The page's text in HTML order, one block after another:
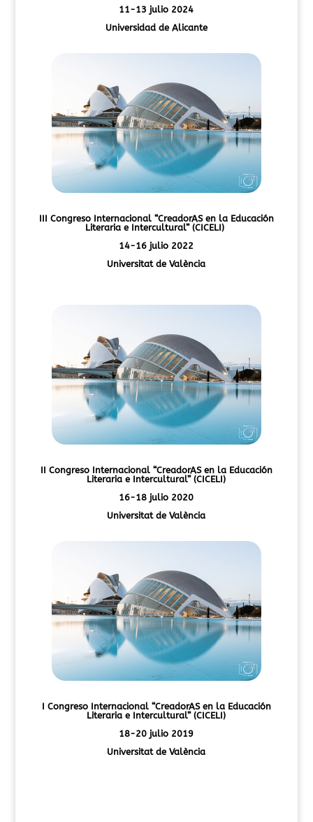
11-13 julio 2024
Universidad de Alicante
III Congreso Internacional “CreadorAS en la Educación
Literaria e Intercultural” (CICELI)
14-16 julio 2022
Universitat de València
II Congreso Internacional “CreadorAS en la Educación
Literaria e Intercultural” (CICELI)
16-18 julio 2020
Universitat de València
I Congreso Internacional “CreadorAS en la Educación
Literaria e Intercultural” (CICELI)
18-20 julio 2019
Universitat de València